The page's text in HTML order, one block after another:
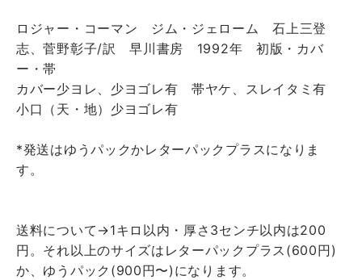
ロジャー・コーマン ジム・ジェローム 石上三登
志、菅野彰子/訳 早川書房 1992年 初版・カバ
ー・帯
カバー少ヨレ、少ヨゴレ有 帯ヤケ、スレイタミ有
小口（天・地）少ヨゴレ有
*発送はゆうパックかレターパックプラスになりま
す。
送料について→1キロ以内・厚さ3センチ以内は200
円。それ以上のサイズはレターパックプラス(600円)
か、ゆうパック(900円〜)になります。